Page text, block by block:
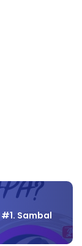
#1. Sambal